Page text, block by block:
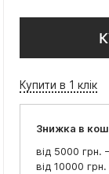
Купити в 1 клік
Знижка в
від 5000 грн.
від 10000